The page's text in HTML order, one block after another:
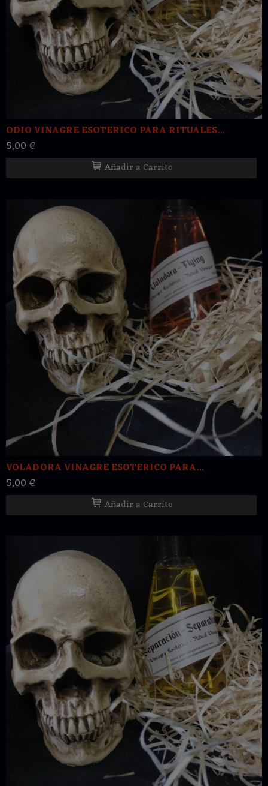
ODIO VINAGRE ESOTERICO PARA RITUALES...
5,00 €
Añadir a Carrito
VOLADORA VINAGRE ESOTERICO PARA...
5,00 €
Añadir a Carrito